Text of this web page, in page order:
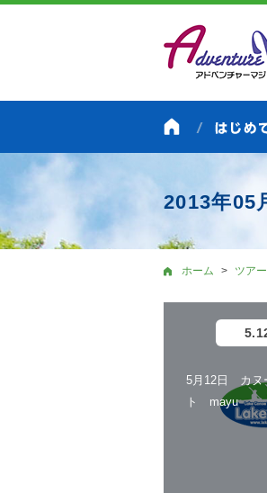
2013年05
ホーム ツア
5月12日 カヌ
ト mayu